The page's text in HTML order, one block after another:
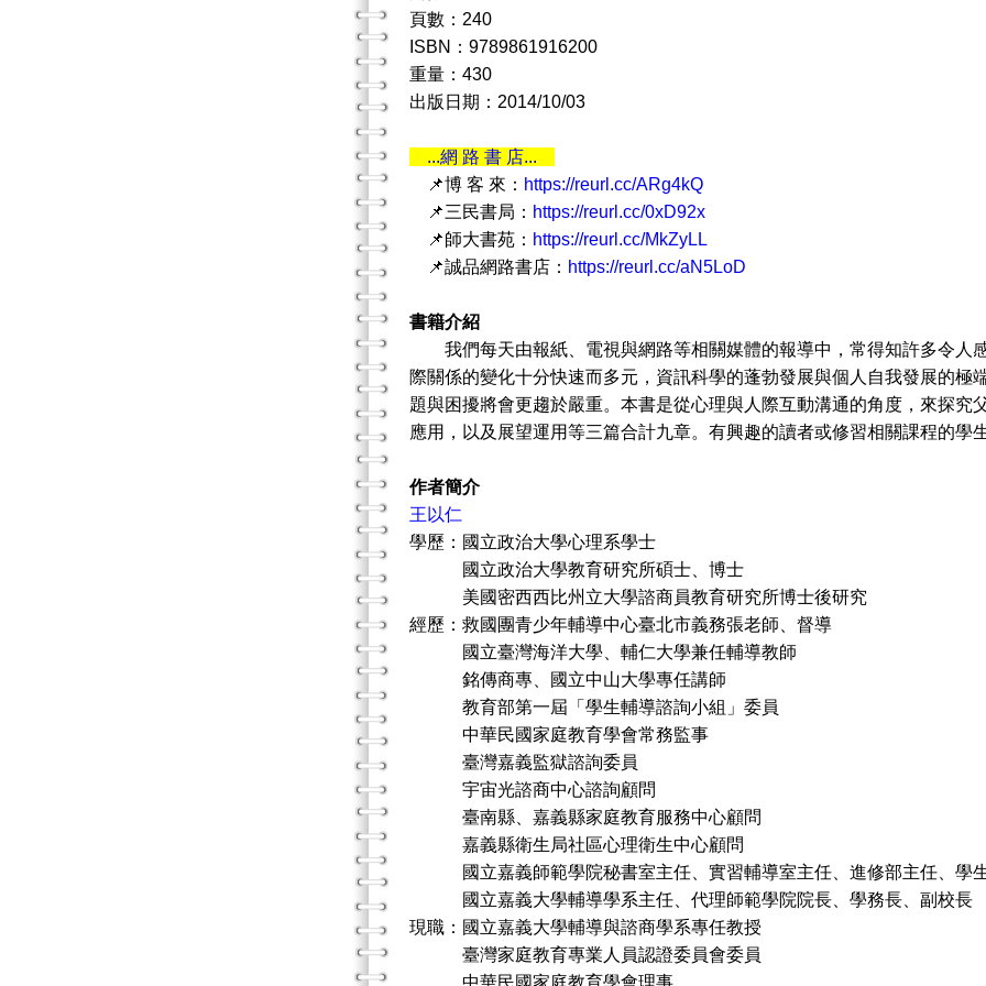
頁數：240
ISBN：9789861916200
重量：430
出版日期：2014/10/03
...網 路 書 店...
📌博 客 來： https://reurl.cc/ARg4kQ
📌三民書局： https://reurl.cc/0xD92x
📌師大書苑： https://reurl.cc/MkZyLL
📌誠品網路書店： https://reurl.cc/aN5LoD
書籍介紹
我們每天由報紙、電視與網路等相關媒體的報導中，常得知許多令人
際關係的變化十分快速而多元，資訊科學的蓬勃發展與個人自我發展的極
題與困擾將會更趨於嚴重。本書是從心理與人際互動溝通的角度，來探究
應用，以及展望運用等三篇合計九章。有興趣的讀者或修習相關課程的學
作者簡介
王以仁
學歷：國立政治大學心理系學士
國立政治大學教育研究所碩士、博士
美國密西西比州立大學諮商員教育研究所博士後研究
經歷：救國團青少年輔導中心臺北市義務張老師、督導
國立臺灣海洋大學、輔仁大學兼任輔導教師
銘傳商專、國立中山大學專任講師
教育部第一屆「學生輔導諮詢小組」委員
中華民國家庭教育學會常務監事
臺灣嘉義監獄諮詢委員
宇宙光諮商中心諮詢顧問
臺南縣、嘉義縣家庭教育服務中心顧問
嘉義縣衛生局社區心理衛生中心顧問
國立嘉義師範學院秘書室主任、實習輔導室主任、進修部主任、學
國立嘉義大學輔導學系主任、代理師範學院院長、學務長、副校長
現職：國立嘉義大學輔導與諮商學系專任教授
臺灣家庭教育專業人員認證委員會委員
中華民國家庭教育學會理事